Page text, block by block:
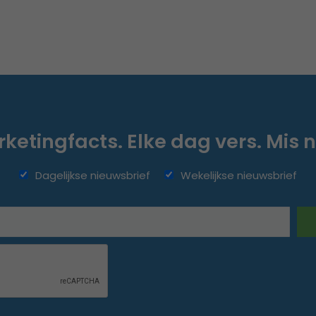
Elke dag vers. Mis
Dagelijkse nieuwsbrief Wekelijkse nieuwsbrief